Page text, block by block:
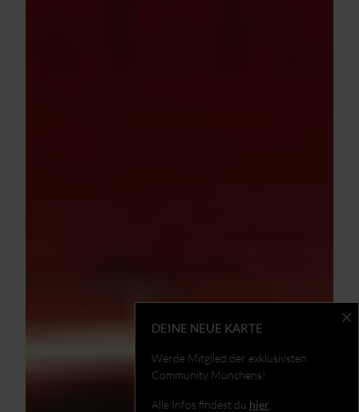
DEINE NEUE KARTE
Werde Mitglied der exklusivsten
Community Münchens!
Alle Infos findest du hier